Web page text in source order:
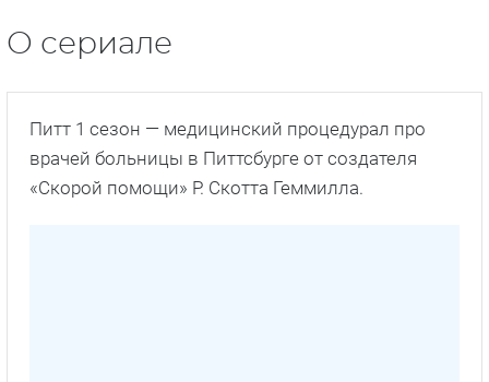
О сериале
Питт 1 сезон — медицинский процедурал про
врачей больницы в Питтсбурге от создателя
«Скорой помощи» Р. Скотта Геммилла.